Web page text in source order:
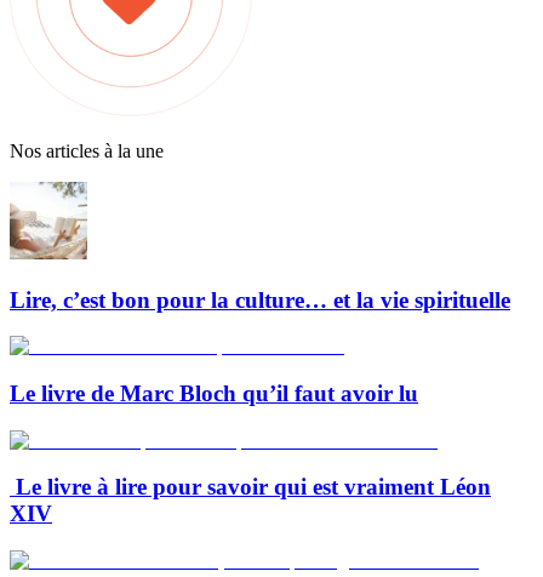
Nos articles à la une
Lire, c’est bon pour la culture… et la vie spirituelle
Le livre de Marc Bloch qu’il faut avoir lu
Le livre à lire pour savoir qui est vraiment Léon
XIV